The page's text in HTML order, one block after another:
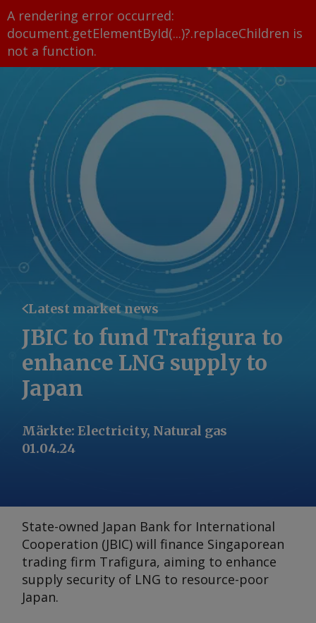
A rendering error occurred:
document.getElementById(...)?.replaceChildren is
not a function.
Latest market news
JBIC to fund Trafigura to
enhance LNG supply to
Japan
Märkte: Electricity, Natural gas
01.04.24
State-owned Japan Bank for International
Cooperation (JBIC) will finance Singaporean
trading firm Trafigura, aiming to enhance
supply security of LNG to resource-poor
Japan.